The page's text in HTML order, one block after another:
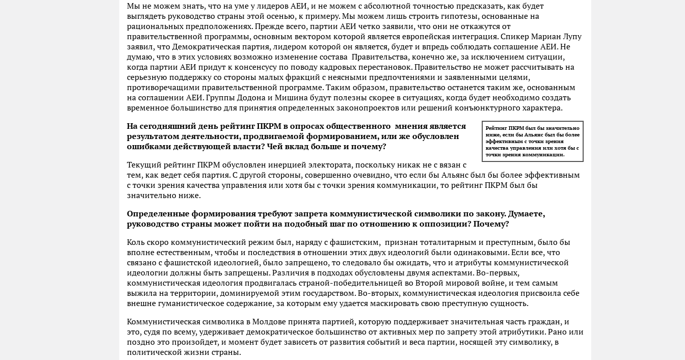
Мы не можем знать, что на уме у лидеров АЕИ, и не можем с абсолютной точностью предсказать, как будет
выглядеть руководство страны этой осенью, к примеру. Мы можем лишь строить гипотезы, основанные на
рациональных предположениях. Прежде всего, партии АЕИ четко заявили, что они не откажутся от
правительственной программы, основным вектором которой является европейская интеграция. Спикер Мариан Лупу
заявил, что Демократическая партия, лидером которой он является, будет и впредь соблюдать соглашение АЕИ. Не
думаю, что в этих условиях возможно изменение состава Правительства, конечно же, за исключением ситуации,
когда партии АЕИ придут к консенсусу по поводу кадровых перестановок. Правительство не может рассчитывать на
серьезную поддержку со стороны малых фракций с неясными предпочтениями и заявленными целями,
противоречащими правительственной программе. Таким образом, правительство останется таким же, основанным
на соглашении АЕИ. Группы Додона и Мишина будут полезны скорее в ситуациях, когда будет необходимо создать
временное большинство для принятия определенных законопроектов или решений конъюнктурного характера.
Рейтинг ПКРМ был бы значительно
ниже, если бы Альянс был бы более
эффективным с точки зрения
качества управления или хотя бы с
точки зрения коммуникации.
На сегодняшний день рейтинг ПКРМ в опросах общественного мнения является
результатом деятельности, продвигаемой формированием, или же обусловлен
ошибками действующей власти? Чей вклад больше и почему?
Текущий рейтинг ПКРМ обусловлен инерцией электората, поскольку никак не с вязан с
тем, как ведет себя партия. С другой стороны, совершенно очевидно, что если бы Альянс был бы более эффективным
с точки зрения качества управления или хотя бы с точки зрения коммуникации, то рейтинг ПКРМ был бы
значительно ниже.
Определенные формирования требуют запрета коммунистической символики по закону. Думаете,
руководство страны может пойти на подобный шаг по отношению к оппозиции? Почему?
Коль скоро коммунистический режим был, наряду с фашистским, признан тоталитарным и преступным, было бы
вполне естественным, чтобы и последствия в отношении этих двух идеологий были одинаковыми. Если все, что
связано с фашистской идеологией, было запрещено, то следовало бы ожидать, что и атрибуты коммунистической
идеологии должны быть запрещены. Различия в подходах обусловлены двумя аспектами. Во-первых,
коммунистическая идеология продвигалась страной-победительницей во Второй мировой войне, и тем самым
выжила на территории, доминируемой этим государством. Во-вторых, коммунистическая идеология присвоила себе
внешне гуманистическое содержание, за которым ему удается маскировать свою преступную сущность.
Коммунистическая символика в Молдове принята партией, которую поддерживает значительная часть граждан, и
это, судя по всему, удерживает демократическое большинство от активных мер по запрету этой атрибутики. Рано или
поздно это произойдет, и момент будет зависеть от развития событий и веса партии, носящей эту символику, в
политической жизни страны.